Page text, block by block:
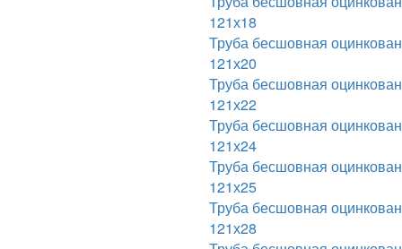
121х18
Труба бесшовная
121х20
Труба бесшовная
121х22
Труба бесшовная
121х24
Труба бесшовная
121х25
Труба бесшовная
121х28